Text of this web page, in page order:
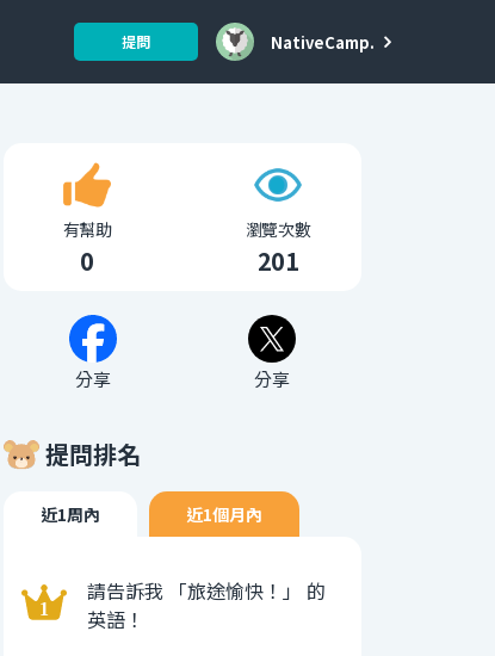
提問 NativeCamp.
有幫助
0
瀏覽次數
201
分享 分享
提問排名
近1周內 近1個月內
請告訴我 「旅途愉快！」 的
英語！